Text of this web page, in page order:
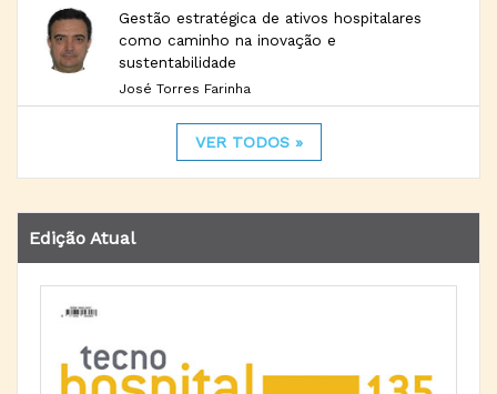
Gestão estratégica de ativos hospitalares
como caminho na inovação e
sustentabilidade
José Torres Farinha
VER TODOS »
Edição Atual